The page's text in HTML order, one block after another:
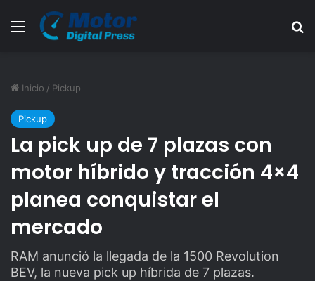
Menú
Inicio / Pickup
Pickup
La pick up de 7 plazas con
motor híbrido y tracción 4×4
planea conquistar el
mercado
RAM anunció la llegada de la 1500 Revolution
BEV, la nueva pick up híbrida de 7 plazas.